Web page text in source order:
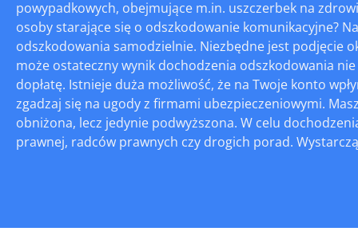
powypadkowych, obejmujące m.in. uszczerbek na
osoby starające się o odszkodowanie komunikacyjne?
odszkodowania samodzielnie. Niezbędne jest podjęcie
może ostateczny wynik dochodzenia odszkodowania
dopłatę. Istnieje duża możliwość, że na Twoje konto
zgadzaj się na ugody z firmami ubezpieczeniowymi.
obniżona, lecz jedynie podwyższona. W celu
prawnej, radców prawnych czy drogich porad.